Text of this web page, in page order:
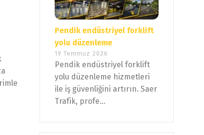
Pendik endüstriyel forklift
yolu düzenleme
19 Temmuz 2026
Pendik endüstriyel forklift
yolu düzenleme hizmetleri
ile iş güvenliğini artırın. Saer
Trafik, profe...